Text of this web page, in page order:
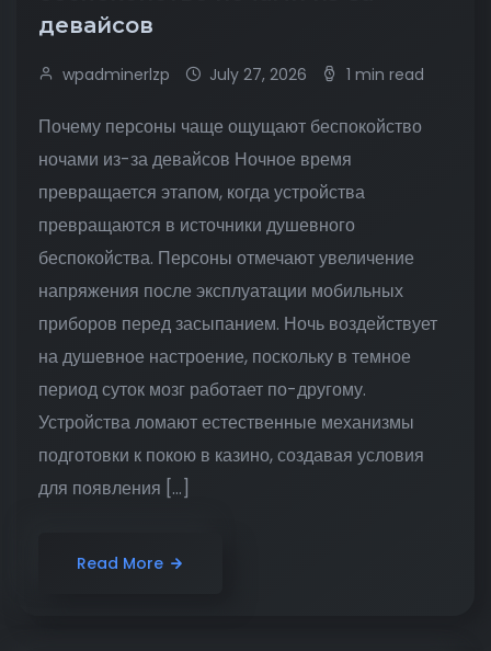
девайсов
wpadminerlzp July 27, 2026 1 min read
Почему персоны чаще ощущают беспокойство
ночами из-за девайсов Ночное время
превращается этапом, когда устройства
превращаются в источники душевного
беспокойства. Персоны отмечают увеличение
напряжения после эксплуатации мобильных
приборов перед засыпанием. Ночь воздействует
на душевное настроение, поскольку в темное
период суток мозг работает по-другому.
Устройства ломают естественные механизмы
подготовки к покою в казино, создавая условия
для появления […]
Read More